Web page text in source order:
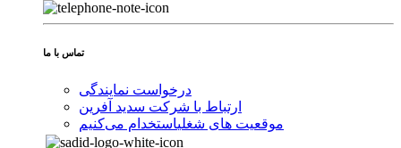
تماس با ما
درخواست نمایندگی
ارتباط با شرکت سدید آفرین
موقعیت های شغلیاستخدام ‌می‌کنیم